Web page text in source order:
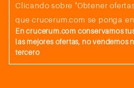
Clicando sobre "Obtener
que crucerum.com se ponga
En crucerum.com conservamos
las mejores ofertas, no vendemos
tercero